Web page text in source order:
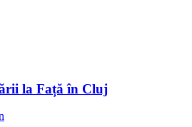
la Față în Cluj